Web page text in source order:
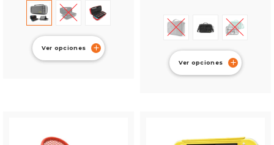
Ver opciones
Ver opciones